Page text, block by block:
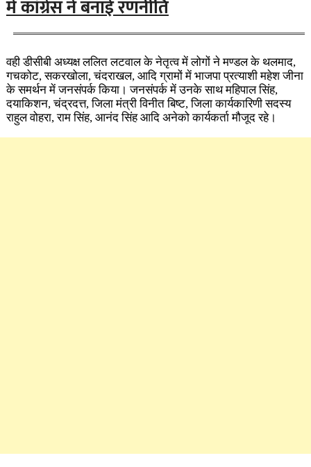
में कांग्रेस ने बनाई रणनीति
वही डीसीबी अध्यक्ष ललित लटवाल के नेतृत्व में लोगों ने मण्डल के थलमाद,
गचकोट, सकरखोला, चंदराखल, आदि ग्रामों में भाजपा प्रत्याशी महेश जीना
के समर्थन में जनसंपर्क किया। जनसंपर्क में उनके साथ महिपाल सिंह,
दयाकिशन, चंद्रदत्त, जिला मंत्री विनीत बिष्ट, जिला कार्यकारिणी सदस्य
राहुल वोहरा, राम सिंह, आनंद सिंह आदि अनेको कार्यकर्ता मौजूद रहे।